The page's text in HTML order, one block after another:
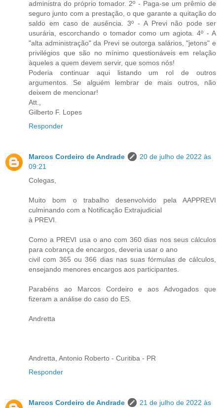
administra do próprio tomador. 2º - Paga-se um prêmio de
seguro junto com a prestação, o que garante a quitação do
saldo em caso de ausência. 3º - A Previ não pode ser
usurária, escorchando o tomador como um agiota. 4º - A
"alta administração" da Previ se outorga salários, "jetons" e
privilégios que são no mínimo questionáveis em relação
àqueles a quem devem servir, que somos nós!
Poderia continuar aqui listando um rol de outros
argumentos. Se alguém lembrar de mais outros, não
deixem de mencionar!
Att.,
Gilberto F. Lopes
Responder
Marcos Cordeiro de Andrade
20 de julho de 2022 às
09:21
Colegas,
Muito bom o trabalho desenvolvido pela AAPPREVI
culminando com a Notificação Extrajudicial
à PREVI.
Como a PREVI usa o ano com 360 dias nos seus cálculos
para cobrança de encargos, deveria usar o ano
civil com 365 ou 366 dias nas suas fórmulas de cálculos,
ensejando menores encargos aos participantes.
Parabéns ao Marcos Cordeiro e aos Advogados que
fizeram a análise do caso do ES.
Andretta
Andretta, Antonio Roberto - Curitiba - PR
Responder
Marcos Cordeiro de Andrade
21 de julho de 2022 às